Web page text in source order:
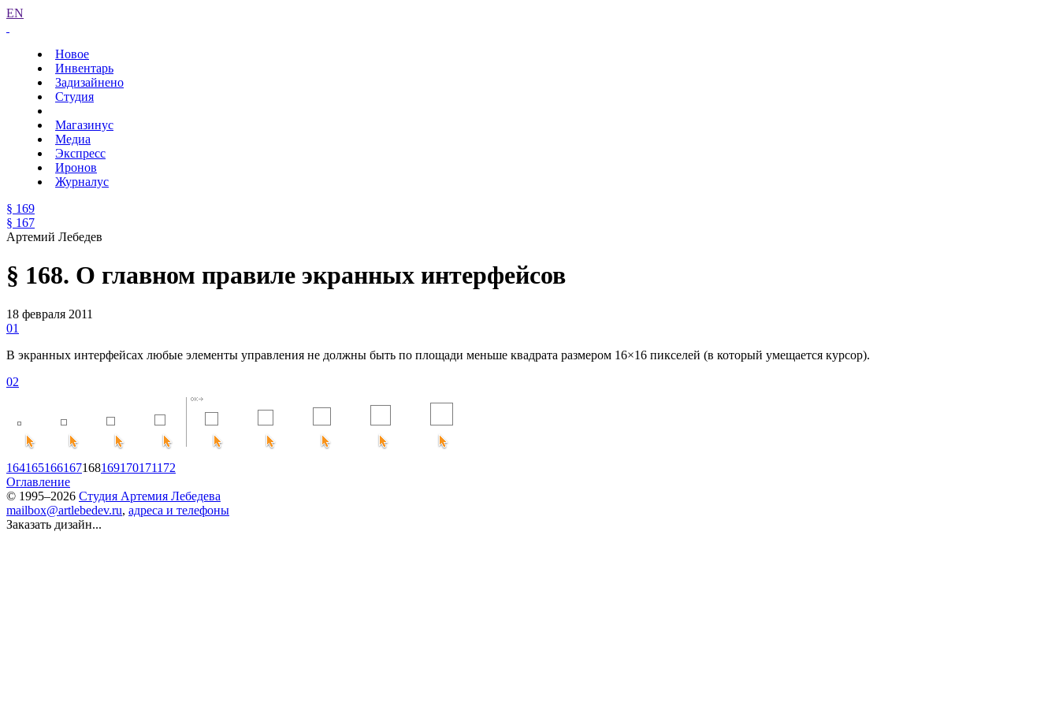
EN
Новое
Инвентарь
Задизайнено
Студия
Магазинус
Медиа
Экспресс
Иронов
Журналус
§ 169
§ 167
Артемий Лебедев
§ 168. О главном правиле экранных интерфейсов
18 февраля 2011
01
В экранных интерфейсах любые элементы управления не должны быть по площади меньше квадрата размером 16×16 пикселей (в который умещается курсор).
02
164165166167168169170171172
Оглавление
© 1995–2026 Студия Артемия Лебедева
mailbox@artlebedev.ru, адреса и телефоны
Заказать дизайн...